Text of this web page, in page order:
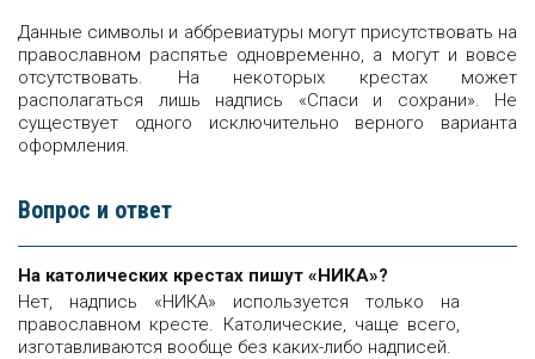
Данные символы и аббревиатуры могут присутствовать на
православном распятье одновременно, а могут и вовсе
отсутствовать. На некоторых крестах может
располагаться лишь надпись «Спаси и сохрани». Не
существует одного исключительно верного варианта
оформления.
Вопрос и ответ
На католических крестах пишут «НИКА»?
Нет, надпись «НИКА» используется только на
православном кресте. Католические, чаще всего,
изготавливаются вообще без каких-либо надписей.